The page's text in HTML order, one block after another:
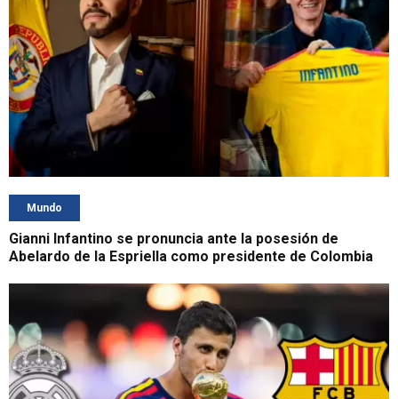
Mundo
Gianni Infantino se pronuncia ante la posesión de
Abelardo de la Espriella como presidente de Colombia